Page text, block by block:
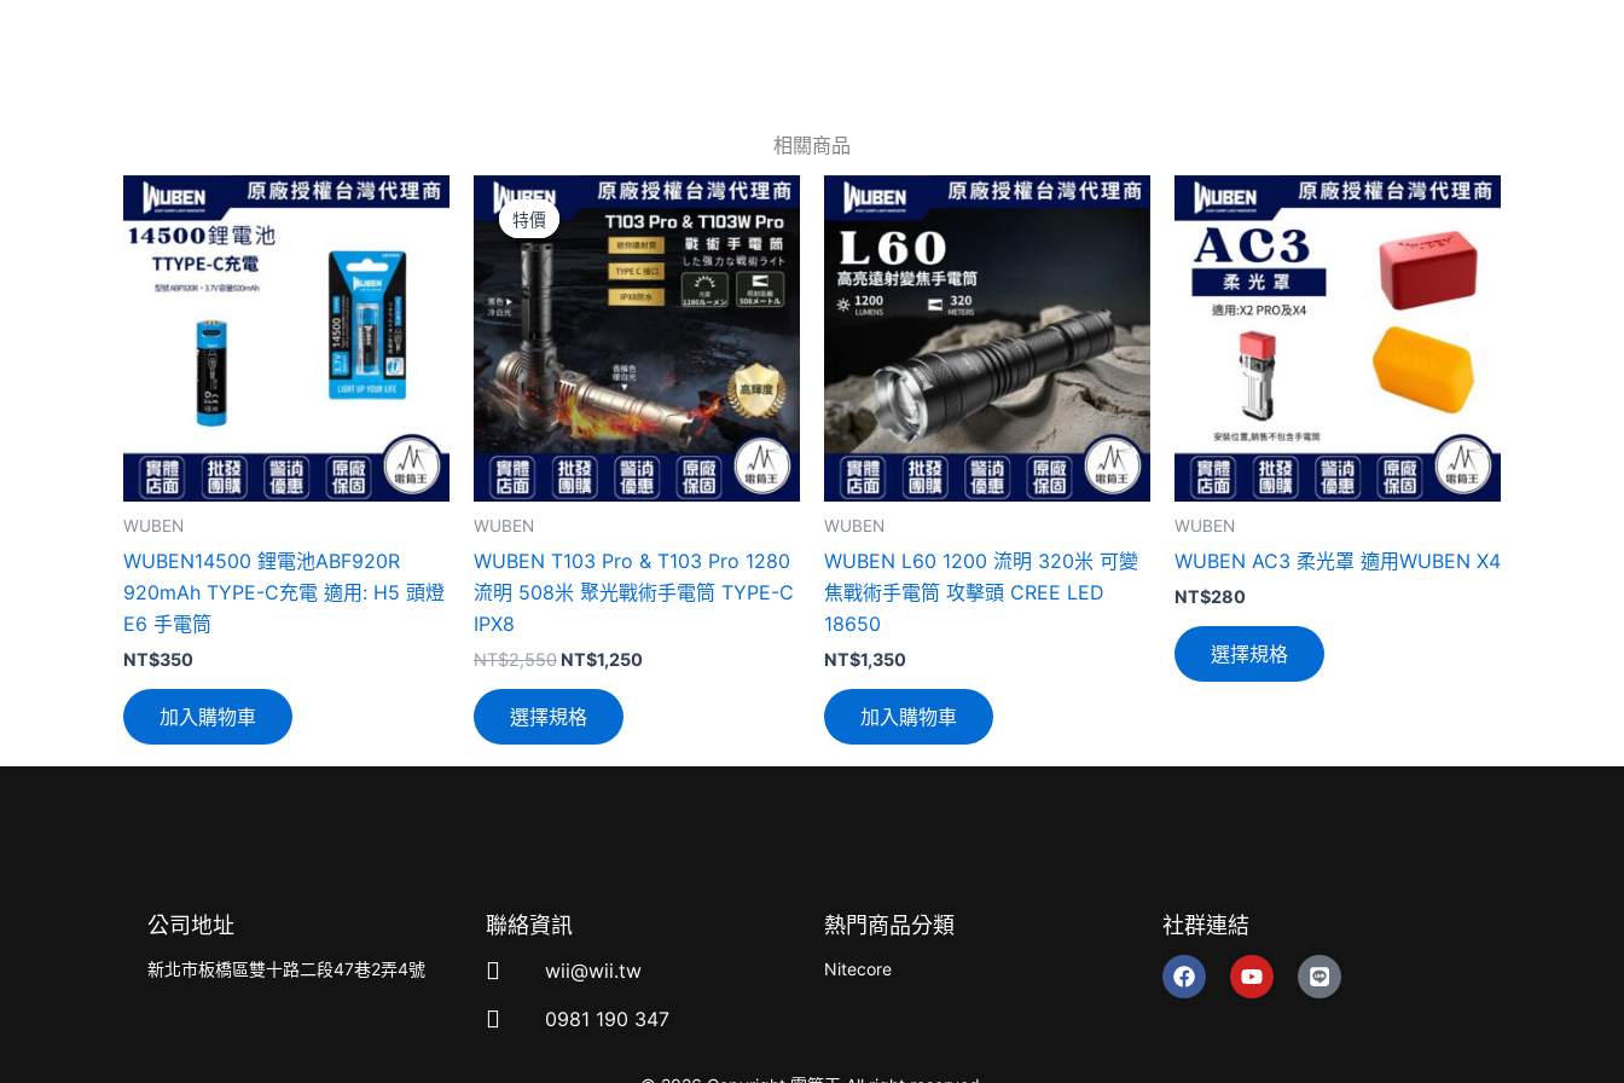
相關商品
WUBEN
WUBEN14500 鋰電池ABF920R
920mAh TYPE-C充電 適用: H5 頭燈
E6 手電筒
NT$350
加入購物車
特價
特價
WUBEN
WUBEN T103 Pro & T103 Pro 1280
流明 508米 聚光戰術手電筒 TYPE-C
IPX8
NT$2,550
價
格：
NT$2,550。
NT$1,250
目
前
價
格：
NT$1,250。
選擇規格
此
產
品
有
多
款
式。
可
在
產
頁
面
擇
項
WUBEN
WUBEN L60 1200 流明 320米 可變
焦戰術手電筒 攻擊頭 CREE LED
18650
NT$1,350
加入購物車
WUBEN
WUBEN AC3 柔光罩 適用WUBEN X4
NT$280
選擇規格
此
在
產
頁
擇
公司地址
新北市板橋區雙十路二段47巷2弄4號
聯絡資訊
wii@wii.tw
0981 190 347
熱門商品分類
Nitecore
社群連結
F
a
Y
o
L
i